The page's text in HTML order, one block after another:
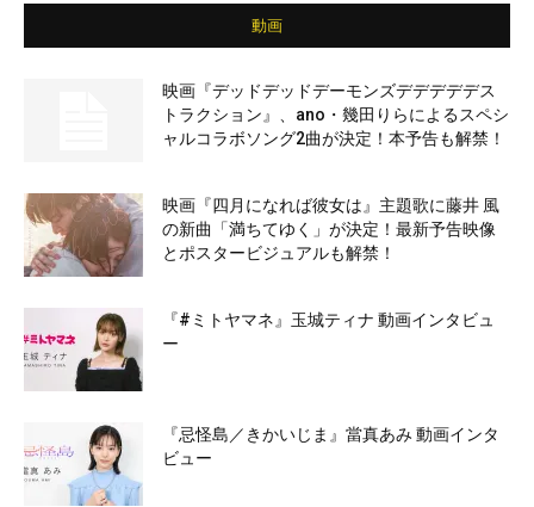
動画
映画『デッドデッドデーモンズデデデデデス
トラクション』、ano・幾田りらによるスペシ
ャルコラボソング2曲が決定！本予告も解禁！
映画『四月になれば彼女は』主題歌に藤井 風
の新曲「満ちてゆく」が決定！最新予告映像
とポスタービジュアルも解禁！
『#ミトヤマネ』玉城ティナ 動画インタビュ
ー
『忌怪島／きかいじま』當真あみ 動画インタ
ビュー